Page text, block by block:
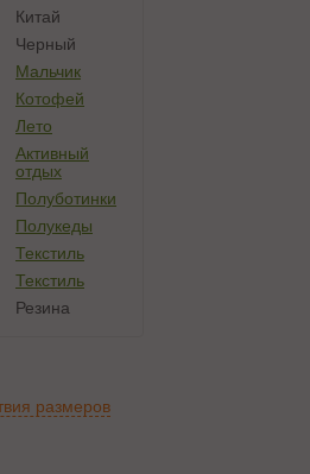
Китай
Черный
Мальчик
Котофей
Лето
Активный
отдых
Полуботинки
Полукеды
Текстиль
Текстиль
Резина
размеров